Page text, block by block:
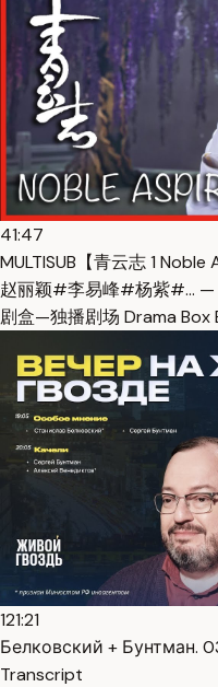
41:47
MULTISUB【青云志 1
赵丽颖#李易峰#杨紫#… —
剧盒—独播剧场 Drama Box
121:21
Белковский + Бунтман.
Transcript